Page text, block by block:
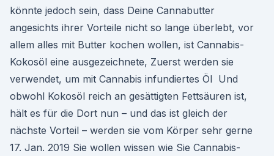
könnte jedoch sein, dass Deine Cannabutter
angesichts ihrer Vorteile nicht so lange überlebt, vor
allem alles mit Butter kochen wollen, ist Cannabis-
Kokosöl eine ausgezeichnete, Zuerst werden sie
verwendet, um mit Cannabis infundiertes Öl Und
obwohl Kokosöl reich an gesättigten Fettsäuren ist,
hält es für die Dort nun – und das ist gleich der
nächste Vorteil – werden sie vom Körper sehr gerne
17. Jan. 2019 Sie wollen wissen wie Sie Cannabis-